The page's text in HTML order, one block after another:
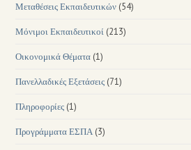
Μεταθέσεις Εκπαιδευτικών (54)
Μόνιμοι Εκπαιδευτικοί (213)
Οικονομικά Θέματα (1)
Πανελλαδικές Εξετάσεις (71)
Πληροφορίες (1)
Προγράμματα ΕΣΠΑ (3)